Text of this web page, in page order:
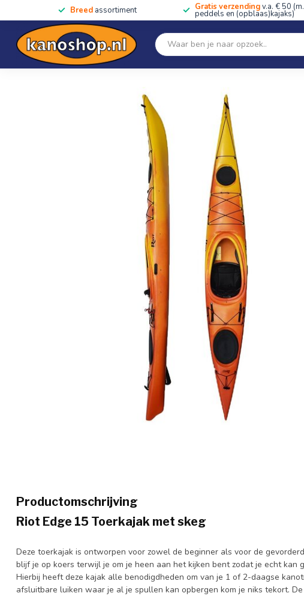
Breed assortiment Gratis verzendingv.a. € 50
peddels en (opblaas)kajaks)
SALE!! Kano's, kajaks & SUP's Peddels
Home Riot Edge 15 met Skeg
Productomschrijving
Riot Edge 15 Toerkajak met skeg
Deze toerkajak is ontworpen voor zowel de beginner als voor de
blijf je op koers terwijl je om je heen aan het kijken bent zodat je echt kan
Hierbij heeft deze kajak alle benodigdheden om van je 1 of 2-daagse
afsluitbare luiken waar je al je spullen kan opbergen kom je niks tekort.